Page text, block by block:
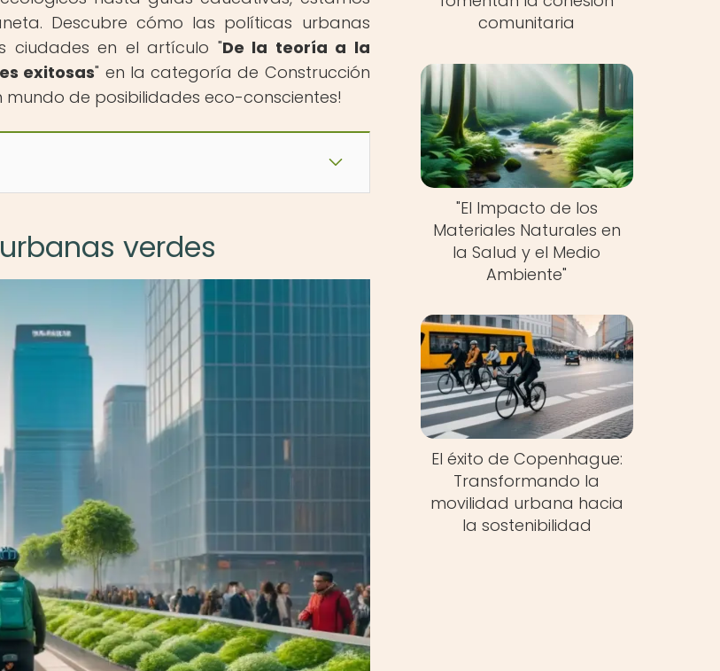
Descubre cómo las políticas urbanas
ciudades en el artículo "De la teoría a la
exitosas" en la categoría de Construcción
de posibilidades eco-conscientes!
verdes
comunitaria
"El Impacto de los
Materiales Naturales en
la Salud y el Medio
Ambiente"
El éxito de Copenhague:
Transformando la
movilidad urbana hacia
la sostenibilidad